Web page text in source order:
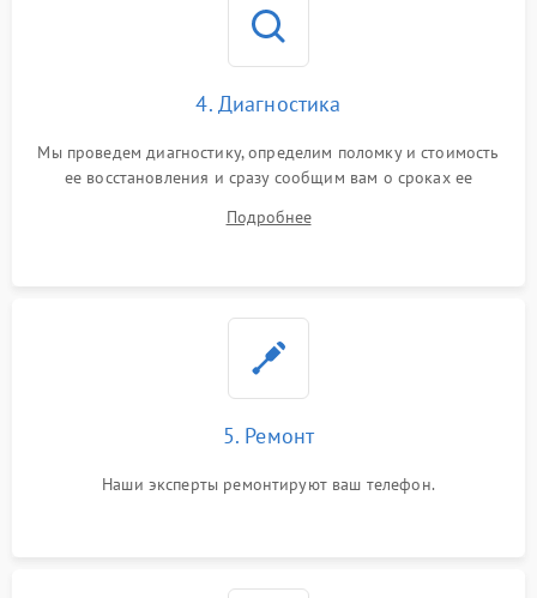
4. Диагностика
Мы проведем диагностику, определим поломку и стоимость
ее восстановления и сразу сообщим вам о сроках ее
Подробнее
5. Ремонт
Наши эксперты ремонтируют ваш телефон.